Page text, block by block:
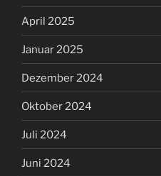
April 2025
Januar 2025
Dezember 2024
Oktober 2024
Juli 2024
Juni 2024